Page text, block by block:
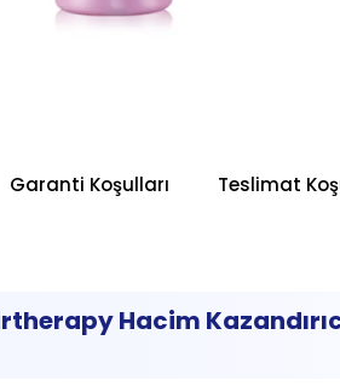
Garanti Koşulları Teslimat
Hacim